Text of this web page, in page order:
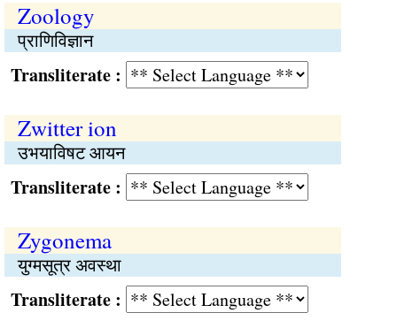
Zoology
प्राणिविज्ञान
:
Zwitter ion
उभयाविषट आयन
:
Zygonema
युग्मसूत्र अवस्था
: